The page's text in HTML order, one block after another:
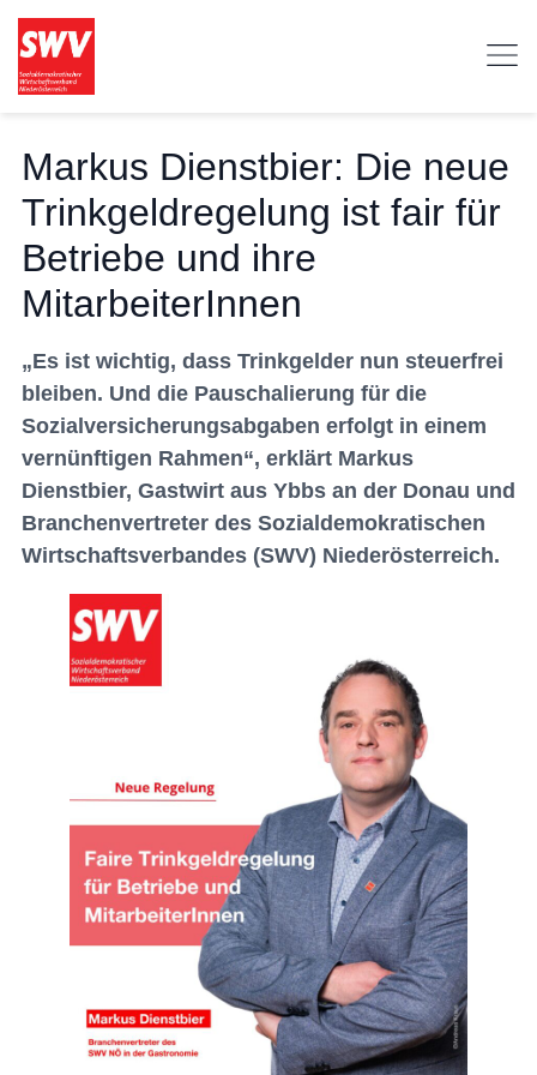
Markus Dienstbier: Die neue
Trinkgeldregelung ist fair für
Betriebe und ihre
MitarbeiterInnen
„Es ist wichtig, dass Trinkgelder nun steuerfrei
bleiben. Und die Pauschalierung für die
Sozialversicherungsabgaben erfolgt in einem
vernünftigen Rahmen“, erklärt Markus
Dienstbier, Gastwirt aus Ybbs an der Donau und
Branchenvertreter des Sozialdemokratischen
Wirtschaftsverbandes (SWV) Niederösterreich.